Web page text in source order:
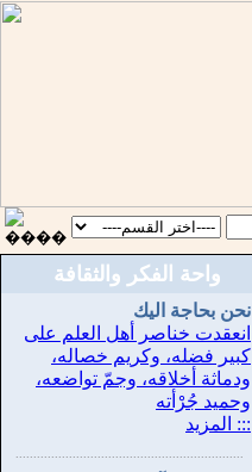
واحة الفكر والثقافة
نحن بحاجة اليك
انعقدت خناصر أهل العلم على
كبير فضله، وكريم خصاله،
ودماثة أخلاقه، وجمّ تواضعه،
وحميد جُرْأته
::: المزيد